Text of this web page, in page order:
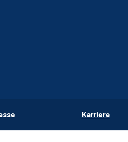
Karriere